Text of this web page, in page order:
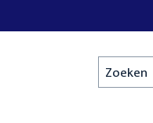
Zoeken